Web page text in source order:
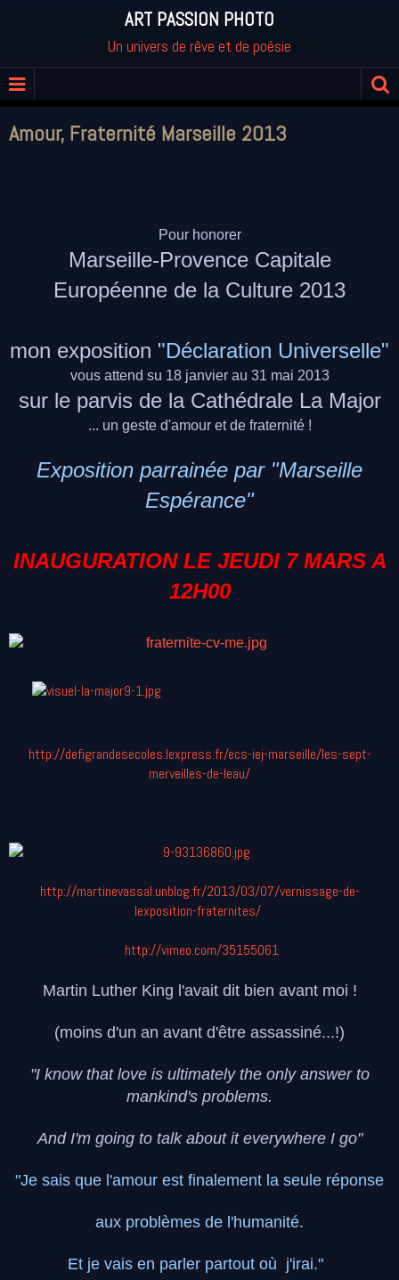
ART PASSION PHOTO
Un univers de rêve et de poésie
Amour, Fraternité Marseille 2013
Pour honorer
Marseille-Provence Capitale
Européenne de la Culture 2013
mon exposition "Déclaration Universelle"
vous attend su 18 janvier au 31 mai 2013
sur le parvis de la Cathédrale La Major
... un geste d'amour et de fraternité !
Exposition parrainée par "Marseille
Espérance"
INAUGURATION LE JEUDI 7 MARS A
12H00
http://defigrandesecoles.lexpress.fr/ecs-iej-marseille/les-sept-
merveilles-de-leau/
http://martinevassal.unblog.fr/2013/03/07/vernissage-de-
lexposition-fraternites/
http://vimeo.com/35155061
Martin Luther King l'avait dit bien avant moi !
(moins d'un an avant d'être assassiné...!)
"I know that love is ultimately the only answer to
mankind's problems.
And I'm going to talk about it everywhere I go"
"Je sais que l'amour est finalement la seule réponse
aux problèmes de l'humanité.
Et je vais en parler partout où j'irai."